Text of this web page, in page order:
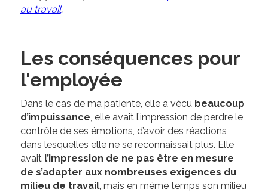
au travail.
Les conséquences pour
l'employée
Dans le cas de ma patiente, elle a vécu beaucoup
d’impuissance , elle avait l’impression de perdre le
contrôle de ses émotions, d’avoir des réactions
dans lesquelles elle ne se reconnaissait plus. Elle
avait l’impression de ne pas être en mesure
de s’adapter aux nombreuses exigences du
milieu de travail, mais en même temps son milieu